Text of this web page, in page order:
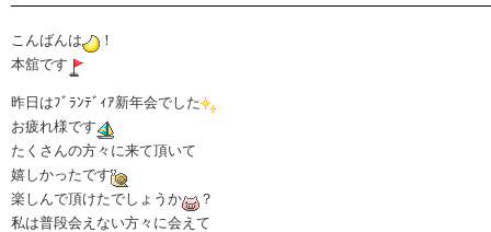
こんばんは
！
本舘です
昨日はﾌﾞﾗﾝﾃﾞｨｱ新年会でした
お疲れ様です
たくさんの方々に来て頂いて
嬉しかったです
楽しんで頂けたでしょうか
？
私は普段会えない方々に会えて